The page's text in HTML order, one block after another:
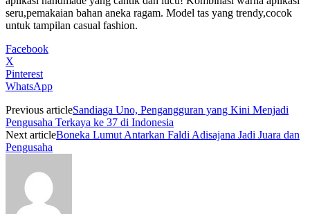
seru,pemakaian bahan aneka ragam. Model tas yang trendy,cocok
untuk tampilan casual fashion.
Facebook
X
Pinterest
WhatsApp
Previous articleSandiaga Uno, Pengangguran yang Kini Menjadi
Pengusaha Terkaya ke 37 di Indonesia
Next articleBoneka Lumut Antarkan Faldi Adisajana Jadi Juara dan
Pengusaha